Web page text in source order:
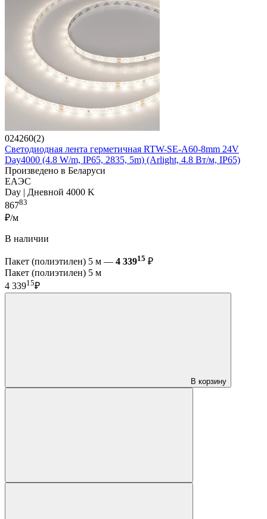
024260(2)
Светодиодная лента герметичная RTW-SE-A60-8mm 24V
Day4000 (4.8 W/m, IP65, 2835, 5m) (Arlight, 4.8 Вт/м, IP65)
Произведено в Беларуси
ЕАЭС
Day | Дневной 4000 K
86783
₽/м
В наличии
Пакет (полиэтилен) 5 м — 4 33915 ₽
Пакет (полиэтилен) 5 м
4 33915₽
В корзину